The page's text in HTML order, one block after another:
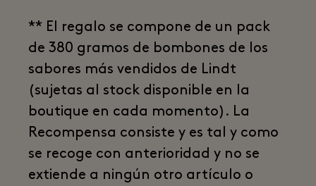
** El regalo se compone de un pack
de 380 gramos de bombones de los
sabores más vendidos de Lindt
(sujetas al stock disponible en la
boutique en cada momento). La
Recompensa consiste y es tal y como
se recoge con anterioridad y no se
extiende a ningún otro artículo o